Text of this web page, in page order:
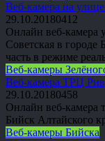
Веб-камера на
29.10.20180412
Онлайн веб-камера
Советская в
часть в режиме
Веб-камеры
Веб-камера ТРЦ
29.10.20180458
Онлайн веб-камера
Бийск Алтайского
Веб-камеры Бийска